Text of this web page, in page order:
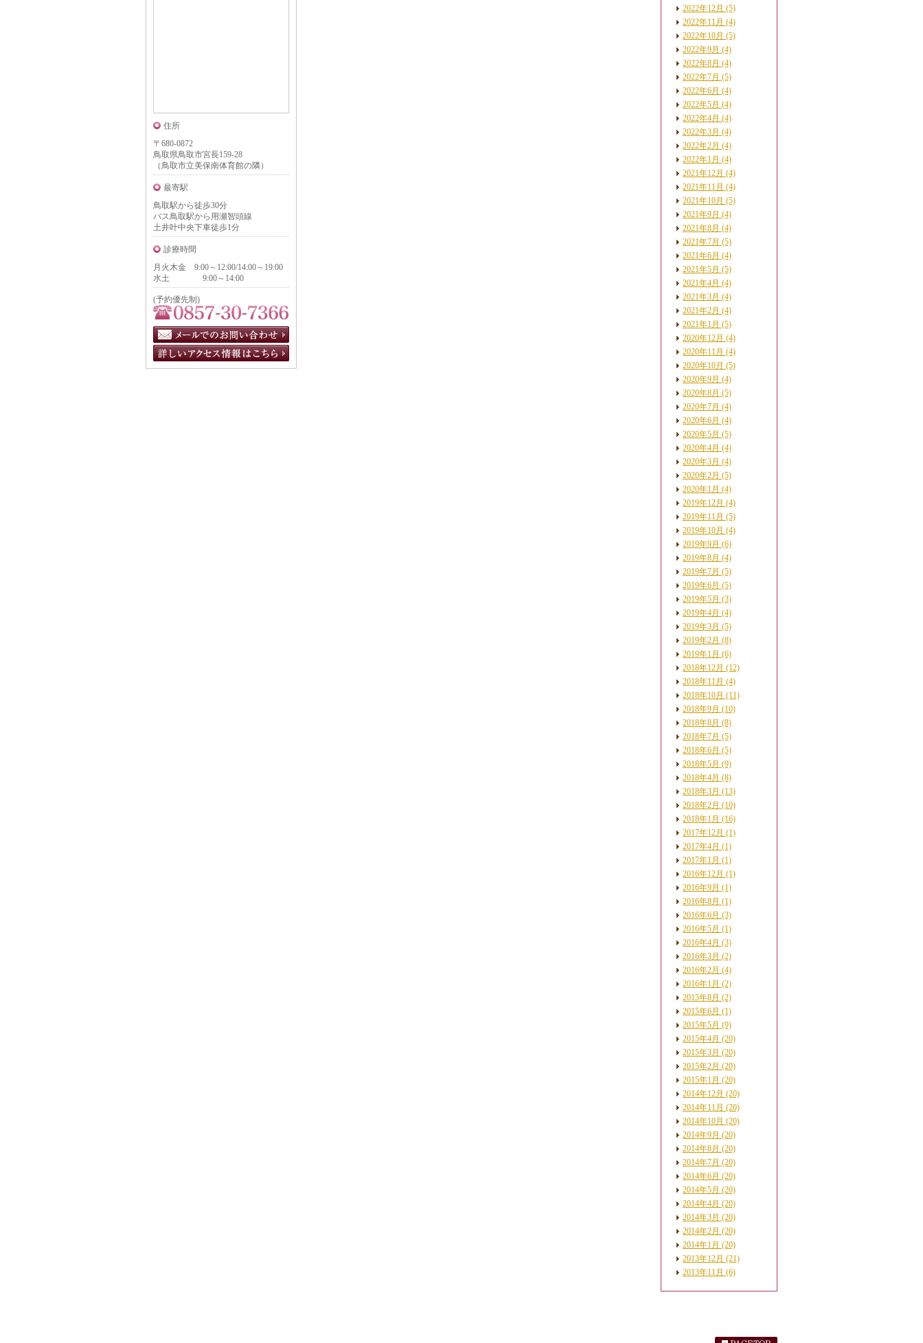
2022年12月 (5)
2022年11月 (4)
2022年10月 (5)
2022年9月 (4)
2022年8月 (4)
2022年7月 (5)
2022年6月 (4)
2022年5月 (4)
2022年4月 (4)
2022年3月 (4)
2022年2月 (4)
2022年1月 (4)
2021年12月 (4)
2021年11月 (4)
2021年10月 (5)
2021年9月 (4)
2021年8月 (4)
2021年7月 (5)
2021年6月 (4)
2021年5月 (5)
2021年4月 (4)
2021年3月 (4)
2021年2月 (4)
2021年1月 (5)
2020年12月 (4)
2020年11月 (4)
2020年10月 (5)
2020年9月 (4)
2020年8月 (5)
2020年7月 (4)
2020年6月 (4)
2020年5月 (5)
2020年4月 (4)
2020年3月 (4)
2020年2月 (5)
2020年1月 (4)
2019年12月 (4)
2019年11月 (5)
2019年10月 (4)
2019年9月 (6)
2019年8月 (4)
2019年7月 (5)
2019年6月 (5)
2019年5月 (3)
2019年4月 (4)
2019年3月 (5)
2019年2月 (8)
2019年1月 (6)
2018年12月 (12)
2018年11月 (4)
2018年10月 (11)
2018年9月 (10)
2018年8月 (8)
2018年7月 (5)
2018年6月 (5)
2018年5月 (9)
2018年4月 (8)
2018年3月 (13)
2018年2月 (10)
2018年1月 (16)
2017年12月 (1)
2017年4月 (1)
2017年1月 (1)
2016年12月 (1)
2016年9月 (1)
2016年8月 (1)
2016年6月 (3)
2016年5月 (1)
2016年4月 (3)
2016年3月 (2)
2016年2月 (4)
2016年1月 (2)
2015年8月 (2)
2015年6月 (1)
2015年5月 (9)
2015年4月 (20)
2015年3月 (20)
2015年2月 (20)
2015年1月 (20)
2014年12月 (20)
2014年11月 (20)
2014年10月 (20)
2014年9月 (20)
2014年8月 (20)
2014年7月 (20)
2014年6月 (20)
2014年5月 (20)
2014年4月 (20)
2014年3月 (20)
2014年2月 (20)
2014年1月 (20)
2013年12月 (21)
2013年11月 (6)
住所
〒680-0872
鳥取県鳥取市宮長159-28
（鳥取市立美保南体育館の隣）
最寄駅
鳥取駅から徒歩30分
バス鳥取駅から用瀬智頭線
土井叶中央下車徒歩1分
診療時間
月火木金 9:00～12:00/14:00～19:00
水土 9:00～14:00
(予約優先制)